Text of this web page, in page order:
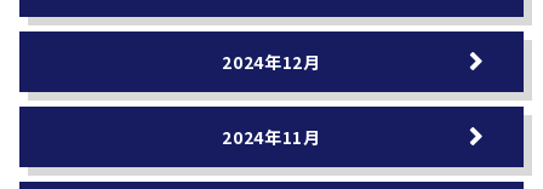
2024年12月
2024年11月